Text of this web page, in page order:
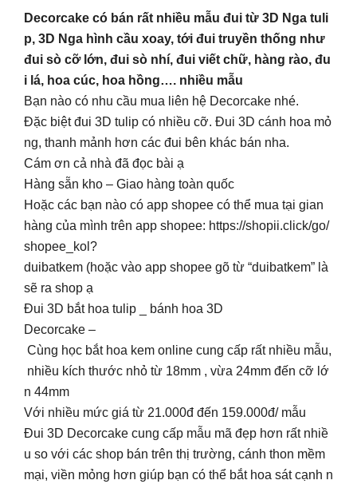
Decorcake có bán rất nhiều mẫu đui từ 3D Nga tuli
p, 3D Nga hình cầu xoay, tới đui truyền thống như
đui sò cỡ lớn, đui sò nhí, đui viết chữ, hàng rào, đu
i lá, hoa cúc, hoa hồng…. nhiều mẫu
Bạn nào có nhu cầu mua liên hệ Decorcake nhé.
Đặc biệt đui 3D tulip có nhiều cỡ. Đui 3D cánh hoa mỏ
ng, thanh mảnh hơn các đui bên khác bán nha.
Cám ơn cả nhà đã đọc bài ạ
Hàng sẵn kho – Giao hàng toàn quốc
Hoặc các bạn nào có app shopee có thể mua tại gian
hàng của mình trên app shopee: https://shopii.click/go/
shopee_kol?
duibatkem (hoặc vào app shopee gõ từ “duibatkem” là
sẽ ra shop ạ
Đui 3D bắt hoa tulip _ bánh hoa 3D
Decorcake –
Cùng học bắt hoa kem online cung cấp rất nhiều mẫu,
nhiều kích thước nhỏ từ 18mm , vừa 24mm đến cỡ lớ
n 44mm
Với nhiều mức giá từ 21.000đ đến 159.000đ/ mẫu
Đui 3D Decorcake cung cấp mẫu mã đẹp hơn rất nhiề
u so với các shop bán trên thị trường, cánh thon mềm
mại, viền mỏng hơn giúp bạn có thể bắt hoa sát cạnh n